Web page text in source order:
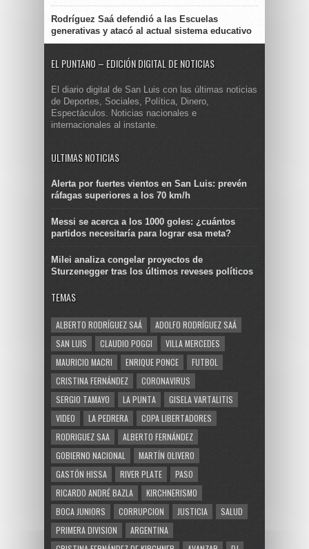
Rodríguez Saá defendió a las Escuelas
generativas y atacó al actual sistema educativo
EL PUNTANO – EDICIÓN DIGITAL DE NOTICIAS
El diario digital de San Luis con las últimas noticias
de Deportes, Sociales, Política, Dinero,
Espectáculos. Noticias nacionales e
internacionales al instante.
ULTIMAS NOTICIAS
Alerta por fuertes vientos en San Luis: prevén
ráfagas superiores a los 70 km/h
Messi se acerca a los 1000 goles: ¿cuántos
partidos necesitaría para lograr esa meta?
Milei analiza congelar proyectos de
Sturzenegger tras los últimos reveses políticos
TEMAS
ALBERTO RODRÍGUEZ SAÁ
ADOLFO RODRÍGUEZ SAÁ
SAN LUIS
CLAUDIO POGGI
VILLA MERCEDES
MAURICIO MACRI
ENRIQUE PONCE
FUTBOL
CRISTINA FERNÁNDEZ
CORONAVIRUS
SERGIO TAMAYO
LA PUNTA
GISELA VARTALITIS
VIDEO
LA PEDRERA
COPA LIBERTADORES
RODRIGUEZ SAA
ALBERTO FERNÁNDEZ
GOBIERNO NACIONAL
MARTÍN OLIVERO
GASTÓN HISSA
RIVER PLATE
PASO
RICARDO ANDRÉ BAZLA
KIRCHNERISMO
BOCA JUNIORS
CORRUPCION JUSTICIA
SALUD
PRIMERA DIVISION
ARGENTINA